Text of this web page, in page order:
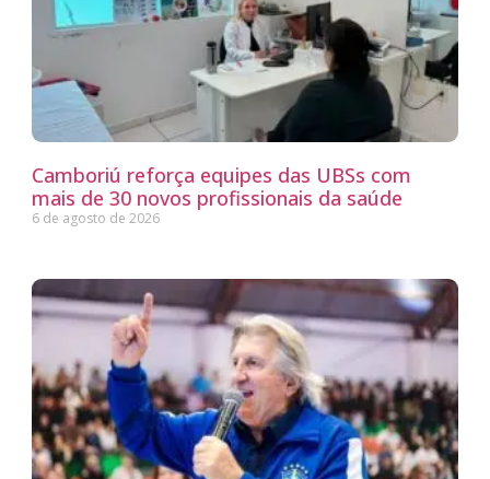
Camboriú reforça equipes das UBSs com
mais de 30 novos profissionais da saúde
6 de agosto de 2026